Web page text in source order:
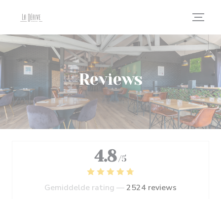
Reviews
4.8 /5
Gemiddelde rating —2524 reviews